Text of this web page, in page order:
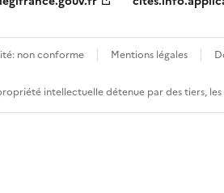
non conforme Mentions légales
intellectuelle détenue par des tiers,